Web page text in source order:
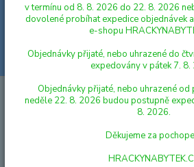
FIGURKY A ZVÍŘÁTKA
Schleich
- péče
Schleich 42463
koňskou show - péče
v termínu od 8. 8. 2026 do 22. 8. 2026
dovolené probíhat expedice objednávek
e-shopu
Objednávky přijaté, nebo uhrazené do
expedovány v pátek 7. 8.
Objednávky přijaté, nebo uhrazené od
neděle 22. 8. 2026 budou postupně
8. 2026.
Děkujeme za